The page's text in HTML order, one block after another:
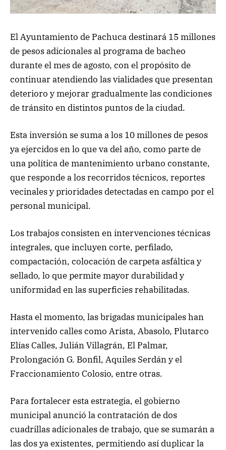
El Ayuntamiento de Pachuca destinará 15 millones
de pesos adicionales al programa de bacheo
durante el mes de agosto, con el propósito de
continuar atendiendo las vialidades que presentan
deterioro y mejorar gradualmente las condiciones
de tránsito en distintos puntos de la ciudad.
Esta inversión se suma a los 10 millones de pesos
ya ejercidos en lo que va del año, como parte de
una política de mantenimiento urbano constante,
que responde a los recorridos técnicos, reportes
vecinales y prioridades detectadas en campo por el
personal municipal.
Los trabajos consisten en intervenciones técnicas
integrales, que incluyen corte, perfilado,
compactación, colocación de carpeta asfáltica y
sellado, lo que permite mayor durabilidad y
uniformidad en las superficies rehabilitadas.
Hasta el momento, las brigadas municipales han
intervenido calles como Arista, Abasolo, Plutarco
Elías Calles, Julián Villagrán, El Palmar,
Prolongación G. Bonfil, Aquiles Serdán y el
Fraccionamiento Colosio, entre otras.
Para fortalecer esta estrategia, el gobierno
municipal anunció la contratación de dos
cuadrillas adicionales de trabajo, que se sumarán a
las dos ya existentes, permitiendo así duplicar la